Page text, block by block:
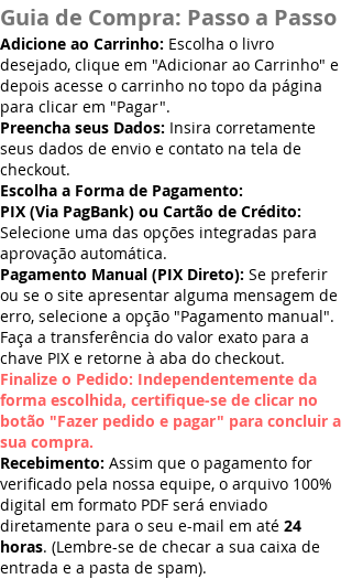
Guia de Compra: Passo a Passo
Adicione ao Carrinho: Escolha o livro
desejado, clique em "Adicionar ao Carrinho" e
depois acesse o carrinho no topo da página
para clicar em "Pagar".
Preencha seus Dados: Insira corretamente
seus dados de envio e contato na tela de
checkout.
Escolha a Forma de Pagamento:
PIX (Via PagBank) ou Cartão de Crédito:
Selecione uma das opções integradas para
aprovação automática.
Pagamento Manual (PIX Direto): Se preferir
ou se o site apresentar alguma mensagem de
erro, selecione a opção "Pagamento manual".
Faça a transferência do valor exato para a
chave PIX e retorne à aba do checkout.
Finalize o Pedido: Independentemente da
forma escolhida, certifique-se de clicar no
botão "Fazer pedido e pagar" para concluir a
sua compra.
Recebimento: Assim que o pagamento for
verificado pela nossa equipe, o arquivo 100%
digital em formato PDF será enviado
diretamente para o seu e-mail em até 24
horas. (Lembre-se de checar a sua caixa de
entrada e a pasta de spam).